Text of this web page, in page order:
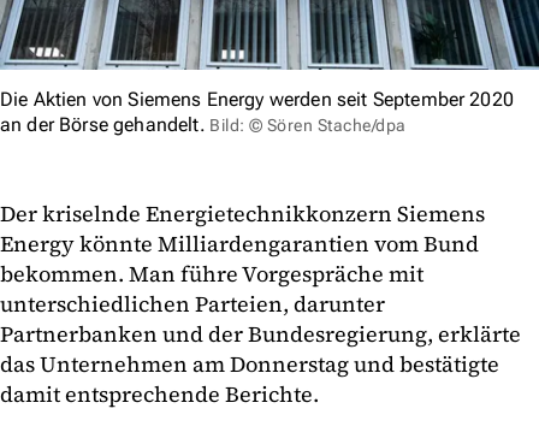
Die Aktien von Siemens Energy werden seit September 2020
an der Börse gehandelt. Bild: © Sören Stache/dpa
Der kriselnde Energietechnikkonzern Siemens
Energy könnte Milliardengarantien vom Bund
bekommen. Man führe Vorgespräche mit
unterschiedlichen Parteien, darunter
Partnerbanken und der Bundesregierung, erklärte
das Unternehmen am Donnerstag und bestätigte
damit entsprechende Berichte.